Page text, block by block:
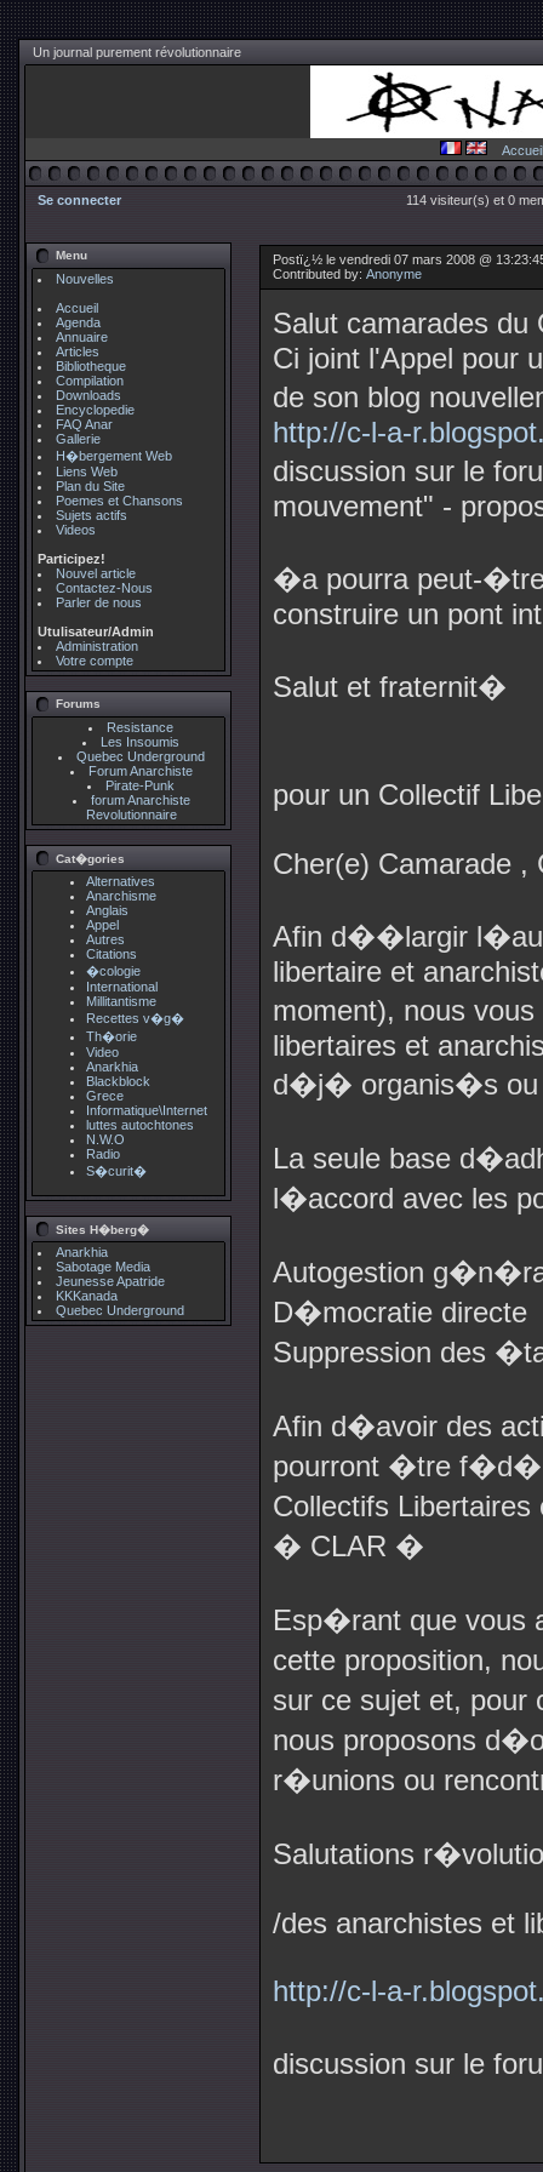
Un journal purement révolutionnaire
Accueil
Se connecter 114 visiteur(s) et 0
Menu
Nouvelles
Accueil
Agenda
Annuaire
Articles
Bibliotheque
Compilation
Downloads
Encyclopedie
FAQ Anar
Gallerie
H�bergement Web
Liens Web
Plan du Site
Poemes et Chansons
Sujets actifs
Videos
Participez!
Nouvel article
Contactez-Nous
Parler de nous
Utulisateur/Admin
Administration
Votre compte
Forums
Resistance
Les Insoumis
Quebec Underground
Forum Anarchiste
Pirate-Punk
forum Anarchiste
Revolutionnaire
Cat�gories
Alternatives
Anarchisme
Anglais
Appel
Autres
Citations
�cologie
International
Millitantisme
Recettes v�g�
Th�orie
Video
Anarkhia
Blackblock
Grece
Informatique\Internet
luttes autochtones
N.W.O
Radio
S�curit�
Sites H�berg�
Anarkhia
Sabotage Media
Jeunesse Apatride
KKKanada
Quebec Underground
Postï¿½ le vendredi 07 mars 2008 @
Contributed by: Anonyme
Salut camarades
Ci joint l'Appel pour
de son blog
http://c-l-a-
discussion sur le
mouvement" -
�a pourra peut-
construire un pont
Salut et fraternit�
pour un Collectif
Cher(e) Camarade ,
Afin d��largir
libertaire et
moment), nous
libertaires et
d�j� organis�s ou
La seule base
l�accord avec les
Autogestion
D�mocratie directe
Suppression des
Afin d�avoir des
pourront �tre
Collectifs
� CLAR �
Esp�rant que vous
cette proposition,
sur ce sujet et,
nous proposons
r�unions ou
Salutations
/des anarchistes et
http://c-l-a-
discussion sur le